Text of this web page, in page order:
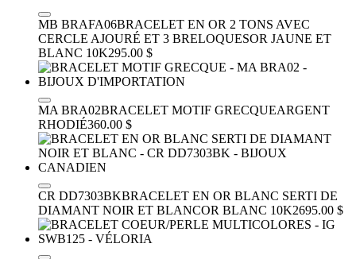
MB BRAFA06BRACELET EN OR 2 TONS AVEC
CERCLE AJOURÉ ET 3 BRELOQUESOR JAUNE ET
BLANC 10K295.00 $
MA BRA02BRACELET MOTIF GRECQUEARGENT
RHODIÉ360.00 $
CR DD7303BKBRACELET EN OR BLANC SERTI DE
DIAMANT NOIR ET BLANCOR BLANC 10K2695.00 $